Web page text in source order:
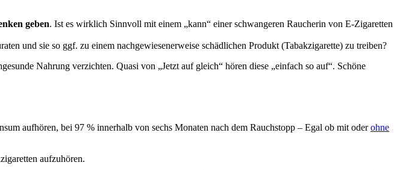
geben. Ist es wirklich Sinnvoll mit einem „kann“ einer schwangeren Raucherin von E-Zigaretten
und sie so ggf. zu einem nachgewiesenerweise schädlichen Produkt (Tabakzigarette) zu treiben?
Nahrung verzichten. Quasi von „Jetzt auf gleich“ hören diese „einfach so auf“. Schöne
aufhören, bei 97 % innerhalb von sechs Monaten nach dem Rauchstopp – Egal ob mit oderohne
aufzuhören.